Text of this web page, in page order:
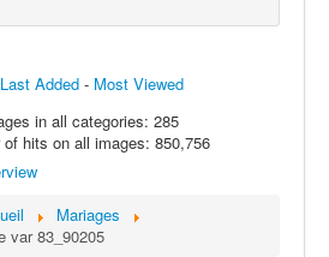
Last Added- Most Viewed
in all categories: 285
of hits on all images: 850,756
Mariages
var 83_90205